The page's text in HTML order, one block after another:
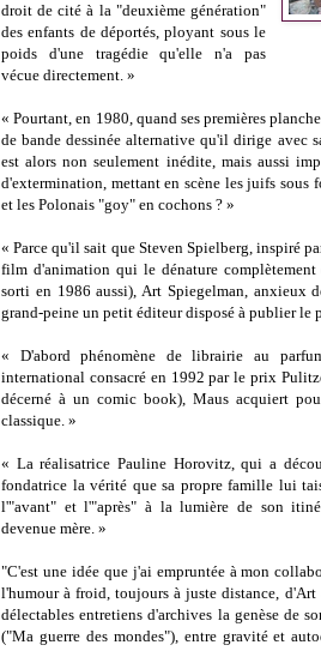
droit de cité à la "deuxième génération"
des enfants de déportés, ployant sous le
poids d'une tragédie qu'elle n'a pas
vécue directement. »
« Pourtant, en 1980, quand ses premières
de bande dessinée alternative qu'il dirige avec
est alors non seulement inédite, mais aussi
d'extermination, mettant en scène les juifs sous
et les Polonais "goy" en cochons ? »
« Parce qu'il sait que Steven Spielberg, inspiré
film d'animation qui le dénature
sorti en 1986 aussi), Art Spiegelman, anxieux
grand-peine un petit éditeur disposé à publier le
« D'abord phénomène de librairie au
international consacré en 1992 par le prix
décerné à un comic book), Maus acquiert
classique. »
« La réalisatrice Pauline Horovitz, qui a
fondatrice la vérité que sa propre famille lui
l'"avant" et l'"après" à la lumière de son
devenue mère. »
"C'est une idée que j'ai empruntée à mon
l'humour à froid, toujours à juste distance,
délectables entretiens d'archives la genèse de
("Ma guerre des mondes"), entre gravité et